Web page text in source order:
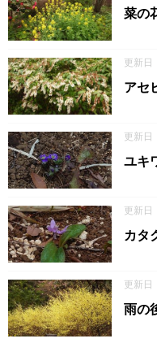
菜の
更新
アセ
更新日
ユキ
更新日
カタ
更新日
雨の